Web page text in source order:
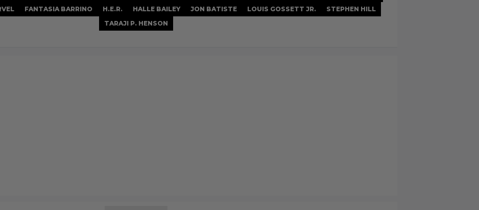
FANTASIA BARRINO H.E.R. HALLE BAILEY JON BATISTE LOUIS GOSSETT JR.
STEPHEN HILL
TARAJI P. HENSON